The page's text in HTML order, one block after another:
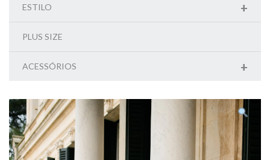
+
ESTILO
PLUS SIZE
+
ACESSÓRIOS